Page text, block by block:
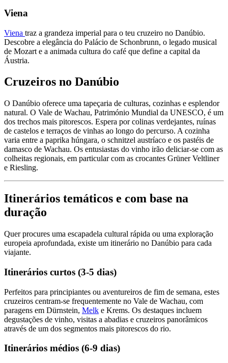
Viena
Viena traz a grandeza imperial para o teu cruzeiro no Danúbio.
Descobre a elegância do Palácio de Schonbrunn, o legado musical
de Mozart e a animada cultura do café que define a capital da
Áustria.
Cruzeiros no Danúbio
O Danúbio oferece uma tapeçaria de culturas, cozinhas e esplendor
natural. O Vale de Wachau, Património Mundial da UNESCO, é um
dos trechos mais pitorescos. Espera por colinas verdejantes, ruínas
de castelos e terraços de vinhas ao longo do percurso. A cozinha
varia entre a paprika húngara, o schnitzel austríaco e os pastéis de
damasco de Wachau. Os entusiastas do vinho irão deliciar-se com as
colheitas regionais, em particular com as crocantes Grüner Veltliner
e Riesling.
Itinerários temáticos e com base na
duração
Quer procures uma escapadela cultural rápida ou uma exploração
europeia aprofundada, existe um itinerário no Danúbio para cada
viajante.
Itinerários curtos (3-5 dias)
Perfeitos para principiantes ou aventureiros de fim de semana, estes
cruzeiros centram-se frequentemente no Vale de Wachau, com
paragens em Dürnstein, Melk e Krems. Os destaques incluem
degustações de vinho, visitas a abadias e cruzeiros panorâmicos
através de um dos segmentos mais pitorescos do rio.
Itinerários médios (6-9 dias)